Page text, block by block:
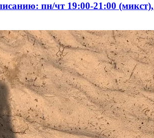
пн/чт 19:00-21:00